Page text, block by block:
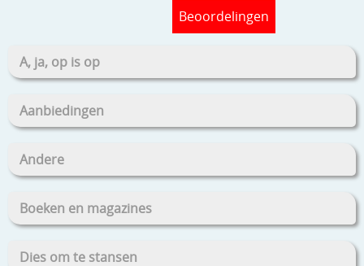
Beoordelingen
A, ja, op is op
Aanbiedingen
Andere
Boeken en magazines
Dies om te stansen